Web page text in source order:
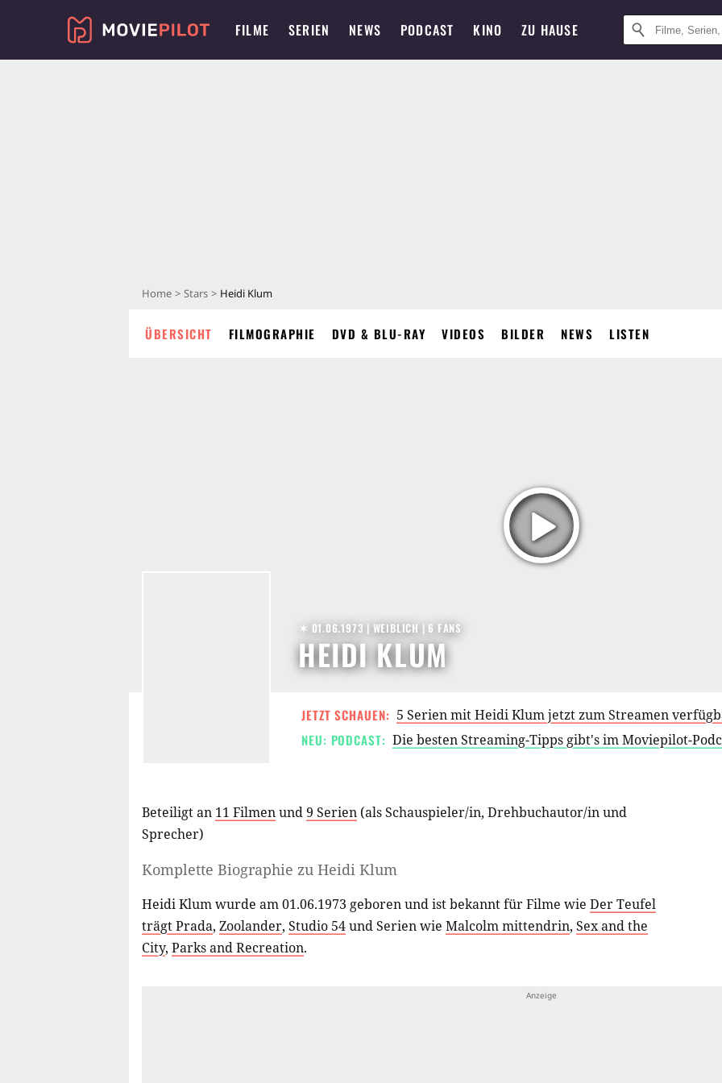
FILME SERIEN NEWS PODCAST KINO ZU HAUSE
Home Stars Heidi Klum
ÜBERSICHT FILMOGRAPHIE DVD & BLU-RAY VIDEOS BILDER NEWS LISTEN
HEIDI KLUM
✶ 01.06.1973 | WEIBLICH | 6 FANS
JETZT SCHAUEN: 5 Serien mit Heidi Klum jetzt zum Streamen
NEU: PODCAST: Die besten Streaming-Tipps gibt's im Moviepilot-
Beteiligt an 11 Filmenund9 Serien (alsSchauspieler/in, Drehbuchautor/inund
Sprecher)
Komplette Biographie zu Heidi Klum
Heidi Klum wurde am 01.06.1973 geboren und ist bekannt für Filme wie Der Teufel
trägt Prada, Zoolander, Studio 54und Serien wie Malcolm mittendrin, Sex and the
City, Parks and Recreation.